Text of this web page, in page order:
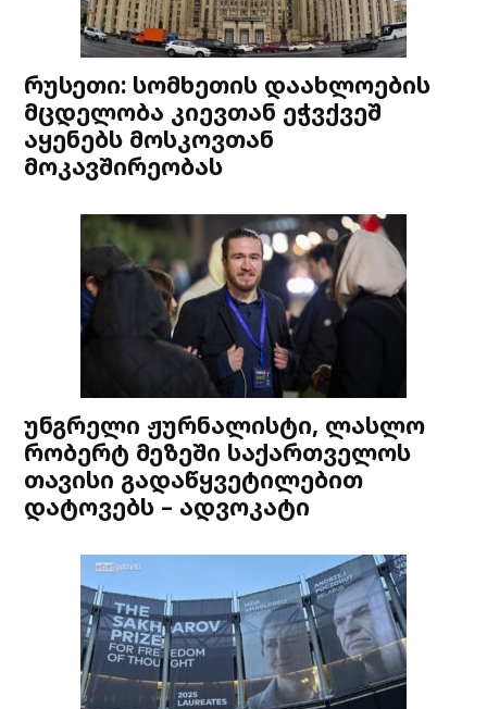
რუსეთი: სომხეთის დაახლოების
მცდელობა კიევთან ეჭვქვეშ
აყენებს მოსკოვთან
მოკავშირეობას
უნგრელი ჟურნალისტი, ლასლო
რობერტ მეზეში საქართველოს
თავისი გადაწყვეტილებით
დატოვებს – ადვოკატი